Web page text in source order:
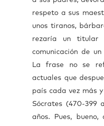
respeto a sus
unos tiranos,
rezaría un titular
comunicación de
La frase no se
actuales que
país cada vez más
Sócrates (470-399
años. Pues, bueno,